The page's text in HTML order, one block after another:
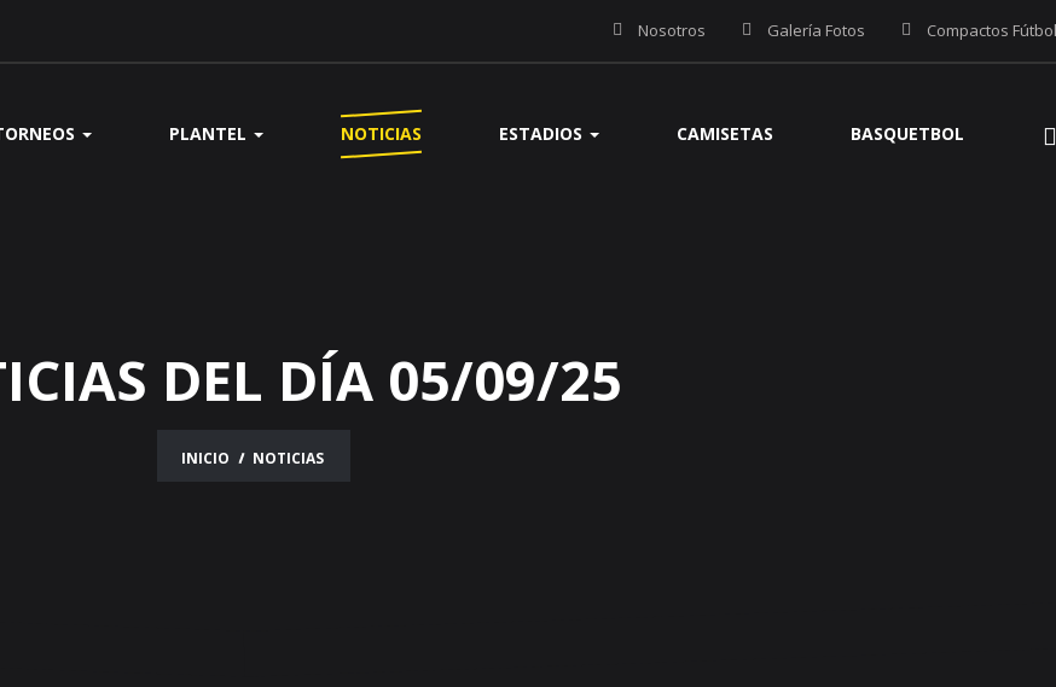
Nosotros Galería Fotos Compactos Fútbol
PLANTEL NOTICIAS ESTADIOS CAMISETAS BASQUETBOL
DEL DÍA 05/09/25
INICIO NOTICIAS